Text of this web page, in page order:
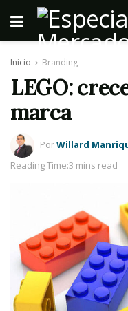
Inicio Branding
LEGO:
marca
PorWillard
Reading Time:3 mins read